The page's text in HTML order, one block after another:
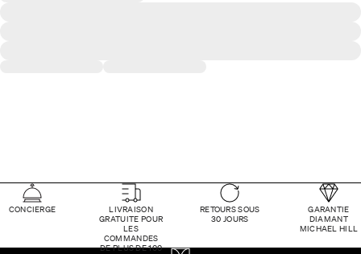
CONCIERGE
LIVRAISON
GRATUITE POUR
LES
COMMANDES
DE PLUS DE 100
RETOURS SOUS
30 JOURS
GARANTIE
DIAMANT
MICHAEL HILL